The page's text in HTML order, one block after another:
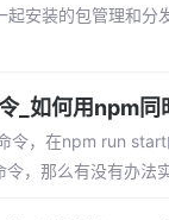
安装的包管理和分
_如何用npm同
令，在npm run
，那么有没有办法